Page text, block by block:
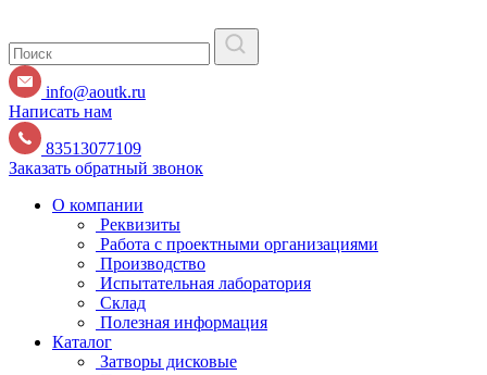
info@aoutk.ru
Написать нам
83513077109
Заказать обратный звонок
О компании
Реквизиты
Работа с проектными организациями
Производство
Испытательная лаборатория
Склад
Полезная информация
Каталог
Затворы дисковые